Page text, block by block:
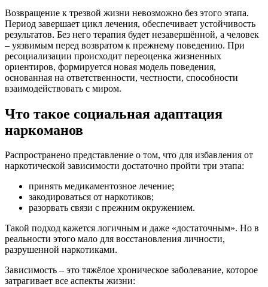
Возвращение к трезвой жизни невозможно без этого этапа.
Период завершает цикл лечения, обеспечивает устойчивость
результатов. Без него терапия будет незавершённой, а человек
– уязвимым перед возвратом к прежнему поведению. При
ресоциализации происходит переоценка жизненных
ориентиров, формируется новая модель поведения,
основанная на ответственности, честности, способности
взаимодействовать с миром.
Что такое социальная адаптация
наркоманов
Распространено представление о том, что для избавления от
наркотической зависимости достаточно пройти три этапа:
принять медикаментозное лечение;
закодироваться от наркотиков;
разорвать связи с прежним окружением.
Такой подход кажется логичным и даже «достаточным». Но в
реальности этого мало для восстановления личности,
разрушенной наркотиками.
Зависимость – это тяжёлое хроническое заболевание, которое
затрагивает все аспекты жизни: